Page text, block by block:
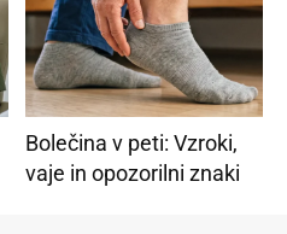
Bolečina v peti: Vzroki,
vaje in opozorilni znaki